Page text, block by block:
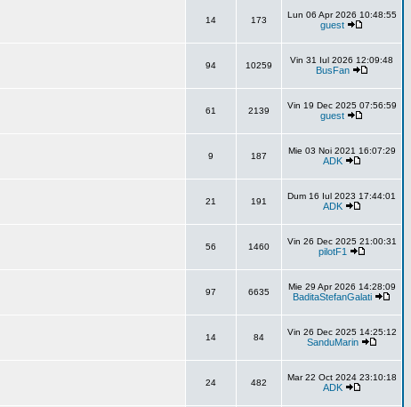
14 173
Lun 06 Apr 2026 10:48:55
guest
94 10259
Vin 31 Iul 2026 12:09:48
BusFan
61 2139
Vin 19 Dec 2025 07:56:59
guest
9 187
Mie 03 Noi 2021 16:07:29
ADK
21 191
Dum 16 Iul 2023 17:44:01
ADK
56 1460
Vin 26 Dec 2025 21:00:31
pilotF1
97 6635
Mie 29 Apr 2026 14:28:09
BaditaStefanGalati
14 84
Vin 26 Dec 2025 14:25:12
SanduMarin
24 482
Mar 22 Oct 2024 23:10:18
ADK